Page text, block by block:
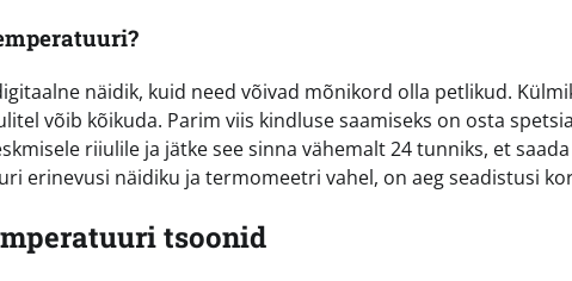
näidik, kuid need võivad mõnikord olla petlikud.
võib kõikuda. Parim viis kindluse saamiseks on osta
riiulile ja jätke see sinna vähemalt 24 tunniks, et
erinevusi näidiku ja termomeetri vahel, on aeg seadistusi
tsoonid